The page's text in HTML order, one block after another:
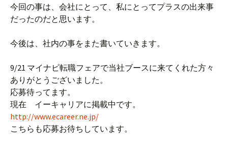
今回の事は、会社にとって、私にとってプラスの出来事
だったのだと思います。
今後は、社内の事をまた書いていきます。
9/21 マイナビ転職フェアで当社ブースに来てくれた方々
ありがとうございました。
応募待ってます。
現在 イーキャリアに掲載中です。
http://www.ecareer.ne.jp/
こちらも応募お待ちしています。